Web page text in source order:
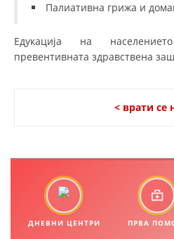
РАКОВОДЕН
СТРУКТУРА И
Палиативна грижа и
Едукација на
превентивната здравствена
< врати се
ДНЕВНИ ЦЕНТРИ ПРВА